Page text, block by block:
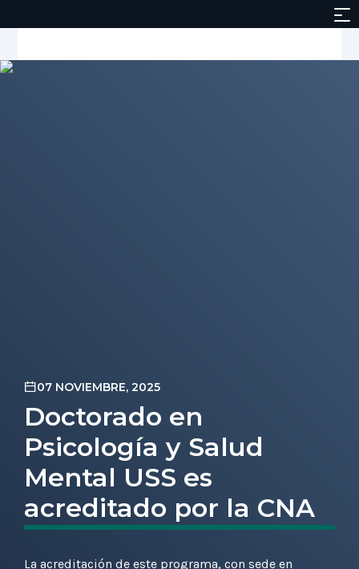
07 NOVIEMBRE, 2025
Doctorado en
Psicología y Salud
Mental USS es
acreditado por la CNA
La acreditación de este programa, con sede en